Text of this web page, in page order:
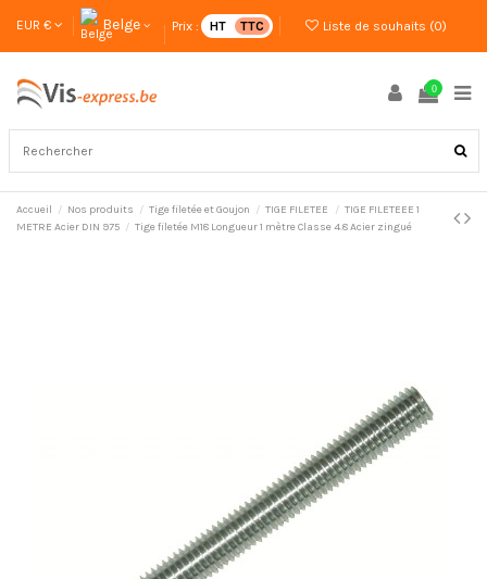
EUR € Belge Prix : HT TTC Liste de souhaits (0)
0
Accueil Nos produits Tige filetée et Goujon TIGE FILETEE
TIGE FILETEEE 1
METRE Acier DIN 975
Tige filetée M18 Longueur 1 mètre Classe 4.8 Acier zingué